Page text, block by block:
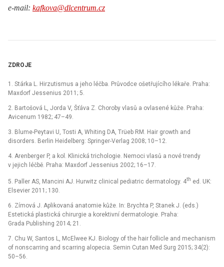
e-mail: kafkova@dlcentrum.cz
ZDROJE
1. Stárka L. Hirzutismus a jeho léčba. Průvodce ošetřujícího lékaře. Praha:
Maxdorf Jessenius 2011; 5.
2. Bartošová L, Jorda V, Šťáva Z. Choroby vlasů a ovlasené kůže. Praha:
Avicenum 1982; 47–49.
3. Blume-Peytavi U, Tosti A, Whiting DA, Trüeb RM. Hair growth and
disorders. Berlin Heidelberg: Springer-Verlag 2008; 10–12.
4. Arenberger P, a kol. Klinická trichologie. Nemoci vlasů a nové trendy
v jejich léčbě. Praha: Maxdorf Jessenius 2002; 16–17.
5. Paller AS, Mancini AJ. Hurwitz clinical pediatric dermatology. 4th ed. UK:
Elsevier 2011; 130.
6. Zímová J. Aplikovaná anatomie kůže. In: Brychta P, Stanek J. (eds.)
Estetická plastická chirurgie a korektivní dermatologie. Praha:
Grada Publishing 2014; 21.
7. Chu W, Santos L, McElwee KJ. Biology of the hair follicle and mechanism
of nonscarring and scarring alopecia. Semin Cutan Med Surg 2015; 34(2):
50–56.